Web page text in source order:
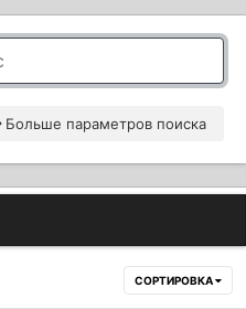
Больше параметров поиска
СОРТИРОВКА